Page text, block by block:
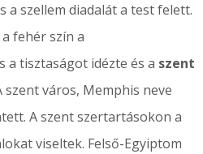
a szellem diadalát a test felett.
fehér szín a
a tisztaságot idézte és a szent
szent város, Memphis neve
A szent szertartásokon a
viseltek. Felső-Egyiptom